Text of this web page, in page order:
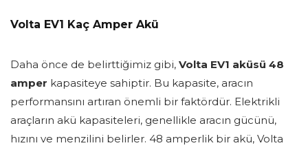
Volta EV1 Kaç Amper Akü
Daha önce de belirttiğimiz gibi, Volta EV1 aküsü 48
amper kapasiteye sahiptir. Bu kapasite, aracın
performansını artıran önemli bir faktördür. Elektrikli
araçların akü kapasiteleri, genellikle aracın gücünü,
hızını ve menzilini belirler. 48 amperlik bir akü, Volta